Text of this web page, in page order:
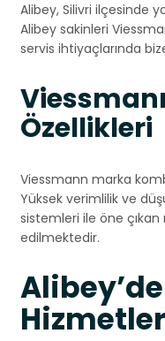
Alibey, Silivri ilçesinde
Alibey sakinleri
servis ihtiyaçlarında
Özellikleri
Viessmann marka
Yüksek verimlilik ve
sistemleri ile öne çıkan
edilmektedir.
Hizmetler